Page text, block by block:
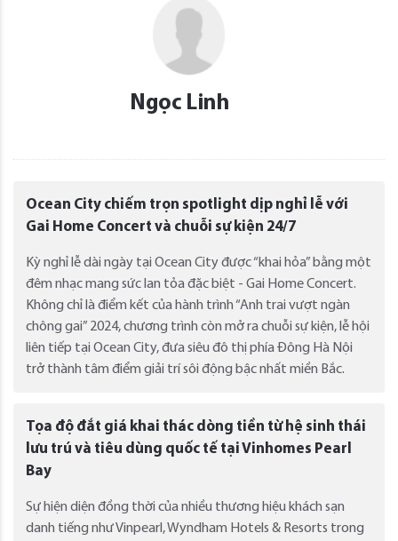
Ngọc Linh
Ocean City chiếm trọn spotlight dịp nghỉ lễ với
Gai Home Concert và chuỗi sự kiện 24/7
Kỳ nghỉ lễ dài ngày tại Ocean City được “khai hỏa” bằng một
đêm nhạc mang sức lan tỏa đặc biệt - Gai Home Concert.
Không chỉ là điểm kết của hành trình “Anh trai vượt ngàn
chông gai” 2024, chương trình còn mở ra chuỗi sự kiện, lễ hội
liên tiếp tại Ocean City, đưa siêu đô thị phía Đông Hà Nội
trở thành tâm điểm giải trí sôi động bậc nhất miền Bắc.
Tọa độ đắt giá khai thác dòng tiền từ hệ sinh thái
lưu trú và tiêu dùng quốc tế tại Vinhomes Pearl
Bay
Sự hiện diện đồng thời của nhiều thương hiệu khách sạn
danh tiếng như Vinpearl, Wyndham Hotels & Resorts trong